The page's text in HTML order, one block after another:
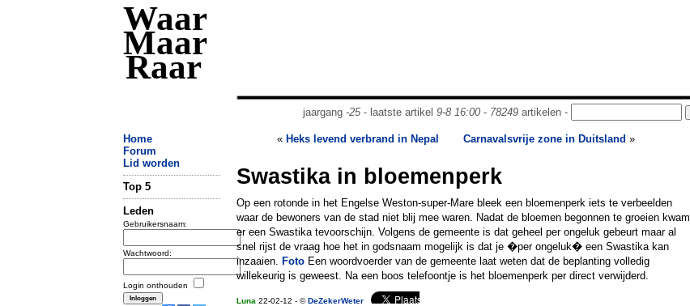
Waar
Maar
Raar
jaargang -25- laatste artikel 9-8 16:00- 78249artikelen -
Home
Forum
Lid worden
Top 5
Leden
Gebruikersnaam:
Wachtwoord:
Login onthouden
« Heks levend verbrand in Nepal Carnavalsvrije zone in Duitsland »
Swastika in bloemenperk
Op een rotonde in het Engelse Weston-super-Mare bleek een bloemenperk iets te verbeelden
waar de bewoners van de stad niet blij mee waren. Nadat de bloemen begonnen te groeien kwam
er een Swastika tevoorschijn. Volgens de gemeente is dat geheel per ongeluk gebeurt maar al
snel rijst de vraag hoe het in godsnaam mogelijk is dat je �per ongeluk� een Swastika kan
inzaaien. Foto Een woordvoerder van de gemeente laat weten dat de beplanting volledig
willekeurig is geweest. Na een boos telefoontje is het bloemenperk per direct verwijderd.
Luna 22-02-12 - ©DeZekerWeter